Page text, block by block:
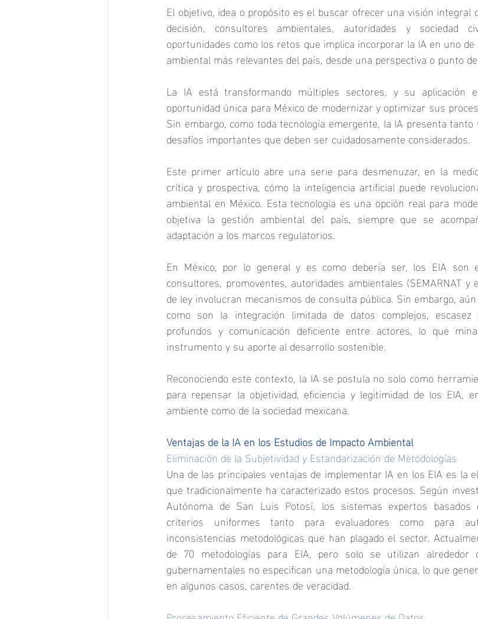
El objetivo, idea o propósito es el buscar ofrecer una visión integral
decisión, consultores ambientales, autoridades y sociedad
oportunidades como los retos que implica incorporar la IA en uno
ambiental más relevantes del país, desde una perspectiva o punto
La IA está transformando múltiples sectores, y su aplicación
oportunidad única para México de modernizar y optimizar sus
Sin embargo, como toda tecnología emergente, la IA presenta
desafíos importantes que deben ser cuidadosamente considerados.
Este primer artículo abre una serie para desmenuzar, en la
crítica y prospectiva, cómo la inteligencia artificial puede
ambiental en México. Esta tecnología es una opción real para
objetiva la gestión ambiental del país, siempre que se
adaptación a los marcos regulatorios.
En México, por lo general y es como debería ser, los EIA son
consultores, promoventes, autoridades ambientales (SEMARNAT
de ley involucran mecanismos de consulta pública. Sin embargo,
como son la integración limitada de datos complejos,
profundos y comunicación deficiente entre actores, lo que
instrumento y su aporte al desarrollo sostenible.
Reconociendo este contexto, la IA se postula no solo como
para repensar la objetividad, eficiencia y legitimidad de los EIA,
ambiente como de la sociedad mexicana.
Ventajas de la IA en los Estudios de Impacto Ambiental
Eliminación de la Subjetividad y Estandarización de Metodologías
Una de las principales ventajas de implementar IA en los EIA es la
que tradicionalmente ha caracterizado estos procesos. Según
Autónoma de San Luis Potosí, los sistemas expertos
criterios uniformes tanto para evaluadores como para
inconsistencias metodológicas que han plagado el sector.
de 70 metodologías para EIA, pero solo se utilizan alrededor
gubernamentales no especifican una metodología única, lo que
en algunos casos, carentes de veracidad.